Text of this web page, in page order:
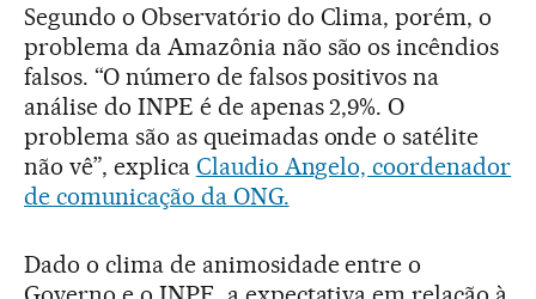
Segundo o Observatório do Clima, porém, o
problema da Amazônia não são os incêndios
falsos. “O número de falsos positivos na
análise do INPE é de apenas 2,9%. O
problema são as queimadas onde o satélite
não vê”, explica Claudio Angelo, coordenador
de comunicação da ONG.
Dado o clima de animosidade entre o